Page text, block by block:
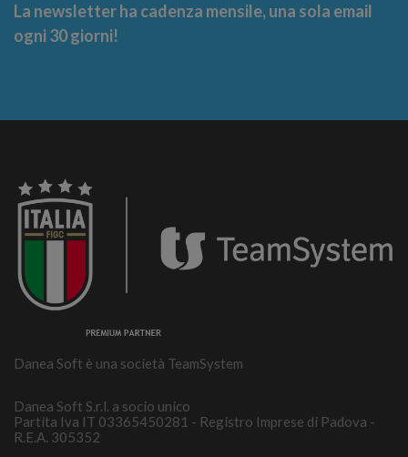
La newsletter ha cadenza mensile, una sola email
ogni 30 giorni!
Danea Soft è una società TeamSystem
Danea Soft S.r.l. a socio unico
Partita Iva IT 03365450281 - Registro Imprese di Padova -
R.E.A. 305352